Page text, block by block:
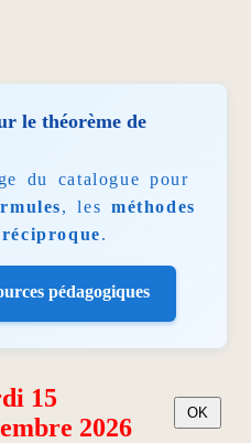
le théorème de
du catalogue pour
, lesméthodes
réciproque.
pédagogiques
15
2026